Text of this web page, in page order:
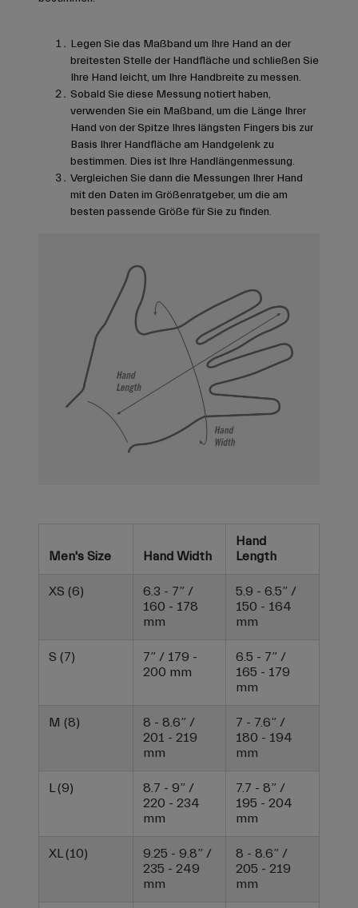
Legen Sie das Maßband um Ihre Hand an der
breitesten Stelle der Handfläche und schließen Sie
Ihre Hand leicht, um Ihre Handbreite zu messen.
Sobald Sie diese Messung notiert haben,
verwenden Sie ein Maßband, um die Länge Ihrer
Hand von der Spitze Ihres längsten Fingers bis zur
Basis Ihrer Handfläche am Handgelenk zu
bestimmen. Dies ist Ihre Handlängenmessung.
Vergleichen Sie dann die Messungen Ihrer Hand
mit den Daten im Größenratgeber, um die am
besten passende Größe für Sie zu finden.
Men's Size Hand Width
Hand
Length
XS (6)
6.3 - 7” /
160 - 178
mm
5.9 - 6.5” /
150 - 164
mm
S (7)
7” / 179 -
200 mm
6.5 - 7” /
165 - 179
mm
M (8)
8 - 8.6” /
201 - 219
mm
7 - 7.6” /
180 - 194
mm
L (9)
8.7 - 9” /
220 - 234
mm
7.7 - 8” /
195 - 204
mm
XL (10)
9.25 - 9.8” /
235 - 249
mm
8 - 8.6” /
205 - 219
mm